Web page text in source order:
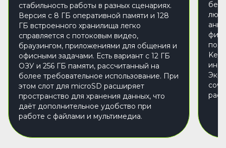
стабильность работы в разных сценариях.
Версия с 8 ГБ оперативной памяти и 128
ГБ встроенного хранилища легко
справляется с потоковым видео,
браузингом, приложениями для общения и
офисными задачами. Есть вариант с 12 ГБ
ОЗУ и 256 ГБ памяти, рассчитанный на
более требовательное использование. При
этом слот для microSD расширяет
пространство для хранения данных, что
даёт дополнительное удобство при
работе с файлами и мультимедиа.
без